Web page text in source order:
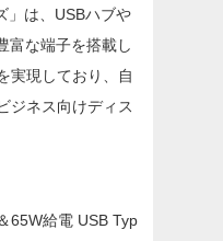
」は、USBハブや
富な端子を搭載し
実現しており、自
ジネス向けディス
65W給電 USB Typ